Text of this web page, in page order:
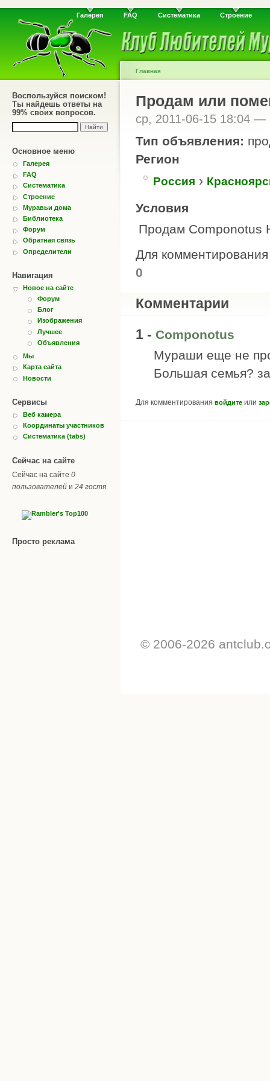
Галерея FAQ Систематика Строение
Воспользуйся поиском!
Ты найдешь ответы на
99% своих вопросов.
Основное меню
Галерея
FAQ
Систематика
Строение
Муравьи дома
Библиотека
Форум
Обратная связь
Определители
Навигация
Новое на сайте
Форум
Блог
Изображения
Лучшее
Объявления
Мы
Карта сайта
Новости
Сервисы
Веб камера
Координаты участников
Систематика (tabs)
Сейчас на сайте
Сейчас на сайте 0
пользователей и 24 гостя
Просто реклама
Главная
Продам или
ср, 2011-06-15 18:04 —
Тип объявления:
Регион
Россия ›
Условия
Продам Componotus
Для
0
Комментарии
1 - Componotus
Мураши еще не
Большая семья?
Для комментирования войдите или
© 2006-2026